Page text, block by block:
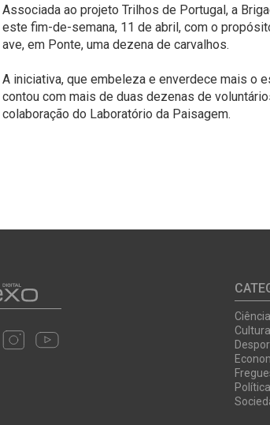
Associada ao projeto Trilhos de Portugal, a
este fim-de-semana, 11 de abril, com o
ave, em Ponte, uma dezena de carvalhos.
A iniciativa, que embeleza e enverdece mais o
contou com mais de duas dezenas de
colaboração do Laboratório da Paisagem.
Cultura
Política